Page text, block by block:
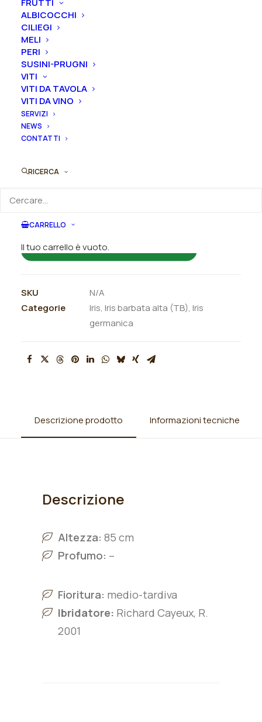
FRUTTI
ALBICOCCHI
CILIEGI
MELI
PERI
SUSINI-PRUGNI
VITI
VITI DA TAVOLA
VITI DA VINO
SERVIZI
NEWS
CONTATTI
RICERCA
CARRELLO
Il tuo carrello è vuoto.
Formato
Iris
germanica
"French
Cancan"
Ordina subito questo prodotto!
indicando la dimensione del vaso desiderata e la
ORDINA VIA MAIL
SKU
N/A
Categorie
Iris, Iris barbata alta (TB), Iris
germanica
Descrizione prodotto Informazioni tecniche
Descrizione
Altezza: 85 cm
Profumo: –
Fioritura: medio-tardiva
Ibridatore: Richard Cayeux, R.
2001